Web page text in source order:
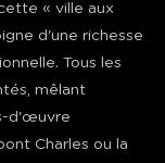
« ville aux
d'une richesse
Tous les
mêlant
d'œuvre
Charles ou la